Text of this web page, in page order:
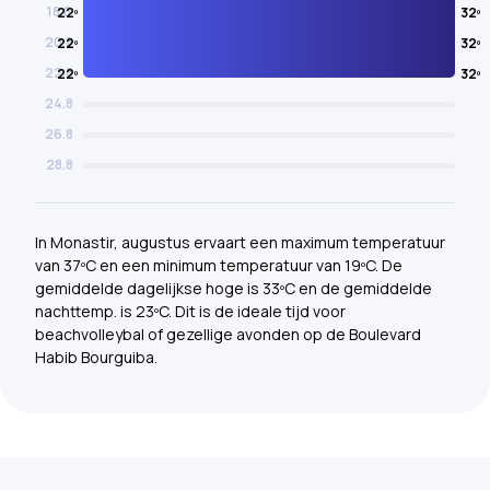
18.8
20.8
22.8
22º 32º
24.8
22º 32º
26.8
22º 32º
28.8
In Monastir, augustus ervaart een maximum temperatuur
van 37ºC en een minimum temperatuur van 19ºC. De
gemiddelde dagelijkse hoge is 33ºC en de gemiddelde
nachttemp. is 23ºC. Dit is de ideale tijd voor
beachvolleybal of gezellige avonden op de Boulevard
Habib Bourguiba.